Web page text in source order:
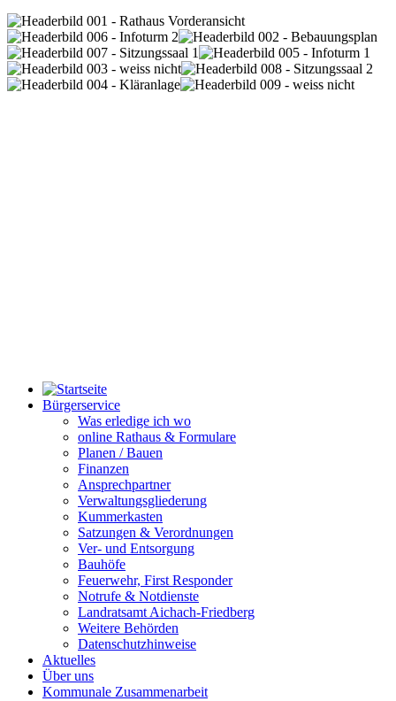
Bürgerservice
Was erledige ich wo
online Rathaus & Formulare
Planen / Bauen
Finanzen
Ansprechpartner
Verwaltungsgliederung
Kummerkasten
Satzungen & Verordnungen
Ver- und Entsorgung
Bauhöfe
Feuerwehr, First Responder
Notrufe & Notdienste
Landratsamt Aichach-Friedberg
Weitere Behörden
Datenschutzhinweise
Aktuelles
Über uns
Kommunale Zusammenarbeit